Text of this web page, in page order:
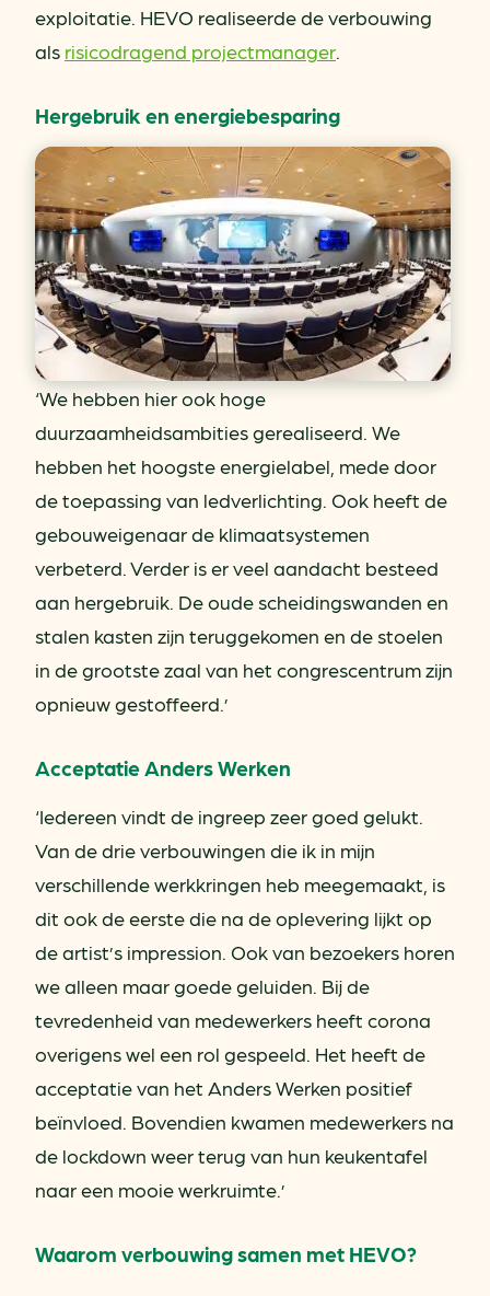
exploitatie. HEVO realiseerde de verbouwing
als risicodragend projectmanager.
Hergebruik en energiebesparing
‘We hebben hier ook hoge
duurzaamheidsambities gerealiseerd. We
hebben het hoogste energie­label, mede door
de toepassing van ledverlichting. Ook heeft de
gebouweigenaar de klimaatsystemen
verbeterd. Verder is er veel aandacht besteed
aan hergebruik. De oude scheidingswanden en
stalen kasten zijn teruggekomen en de stoelen
in de grootste zaal van het congrescentrum zijn
opnieuw gestoffeerd.’
Acceptatie Anders Werken
‘Iedereen vindt de ingreep zeer goed gelukt.
Van de drie verbouwingen die ik in mijn
verschillende werkkringen heb meegemaakt, is
dit ook de eerste die na de oplevering lijkt op
de artist’s impression. Ook van bezoekers horen
we alleen maar goede geluiden. Bij de
tevredenheid van medewerkers heeft corona
overigens wel een rol gespeeld. Het heeft de
acceptatie van het Anders Werken positief
beïnvloed. Bovendien kwamen medewerkers na
de lockdown weer terug van hun keukentafel
naar een mooie werkruimte.’
Waarom verbouwing samen met HEVO?